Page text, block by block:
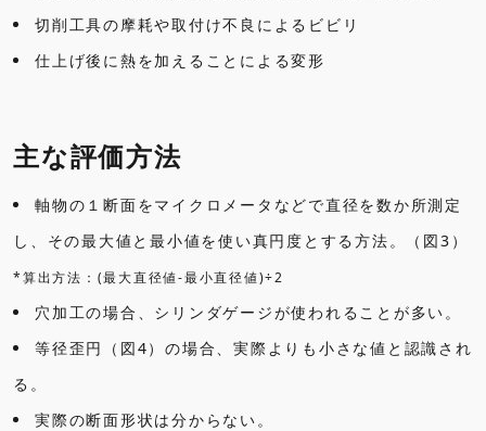
切削工具の摩耗や取付け不良によるビビリ
仕上げ後に熱を加えることによる変形
主な評価方法
軸物の１断面をマイクロメータなどで直径を数か所測定
し、その最大値と最小値を使い真円度とする方法。（図3）
*算出方法：(最大直径値-最小直径値)÷2
穴加工の場合、シリンダゲージが使われることが多い。
等径歪円（図4）の場合、実際よりも小さな値と認識され
る。
実際の断面形状は分からない。